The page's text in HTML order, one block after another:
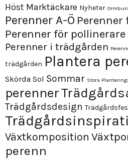
Höst Marktäckare Nyheter
Perenner A-Ö Perenner
Perenner för pollinerare
Perenner i trädgården
trädgården Plantera
Skörda Sol Sommar Stora
perenner
Trädgårdsdesign
Växtkomposition
perenn